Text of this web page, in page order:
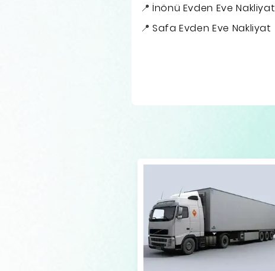
İnönü Evden Eve Nakliyat
Safa Evden Eve Nakliyat